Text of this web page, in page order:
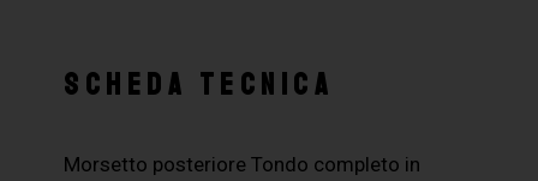
SCHEDA TECNICA
Morsetto posteriore Tondo completo in